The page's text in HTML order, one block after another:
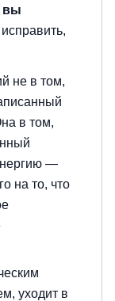
вы
не в том,
в том,
—
на то, что
уходит в